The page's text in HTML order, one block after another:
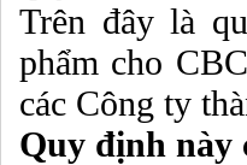
Trên đây là
phẩm cho
các Công ty
Quy định này